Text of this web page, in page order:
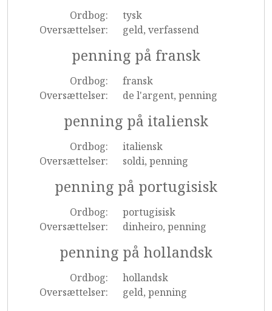
Ordbog:
tysk
Oversættelser:
geld, verfassend
penning på fransk
Ordbog:
fransk
Oversættelser:
de l'argent, penning
penning på italiensk
Ordbog:
italiensk
Oversættelser:
soldi, penning
penning på portugisisk
Ordbog:
portugisisk
Oversættelser:
dinheiro, penning
penning på hollandsk
Ordbog:
hollandsk
Oversættelser:
geld, penning